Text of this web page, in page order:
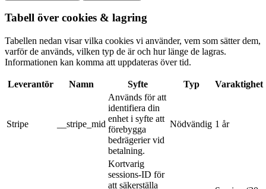
Tabell över cookies & lagring
Tabellen nedan visar vilka cookies vi använder, vem som sätter dem,
varför de används, vilken typ de är och hur länge de lagras.
Informationen kan komma att uppdateras över tid.
Leverantör Namn Syfte Typ Varaktighet
Stripe __stripe_mid
Används för att
identifiera din
enhet i syfte att
förebygga
bedrägerier vid
betalning.
Nödvändig 1 år
Kortvarig
sessions-ID för
att säkerställa